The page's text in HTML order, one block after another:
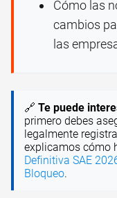
Cómo las
cambios
las
🔗 Te puede
primero debes
legalmente
explicamos cómo
Definitiva SAE
Bloqueo.